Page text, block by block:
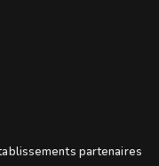
partenaires